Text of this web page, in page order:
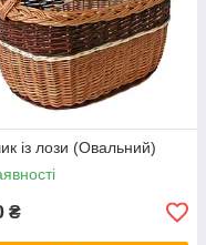
із лози (Овальний)
₴